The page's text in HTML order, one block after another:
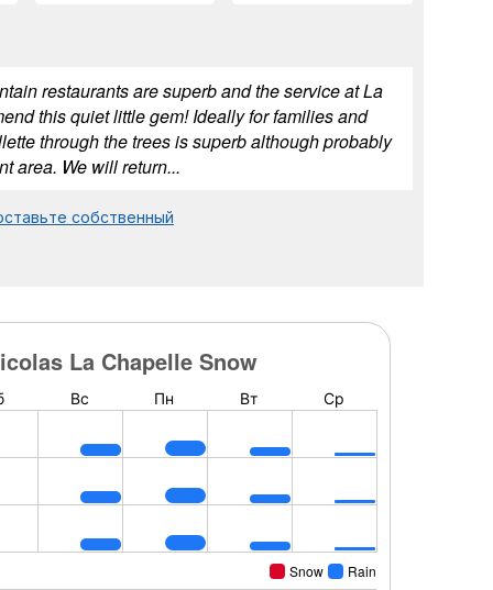
restaurants are superb and the service at La
this quiet little gem! Ideally for families and
through the trees is superb although probably
area. We will return...
собственный